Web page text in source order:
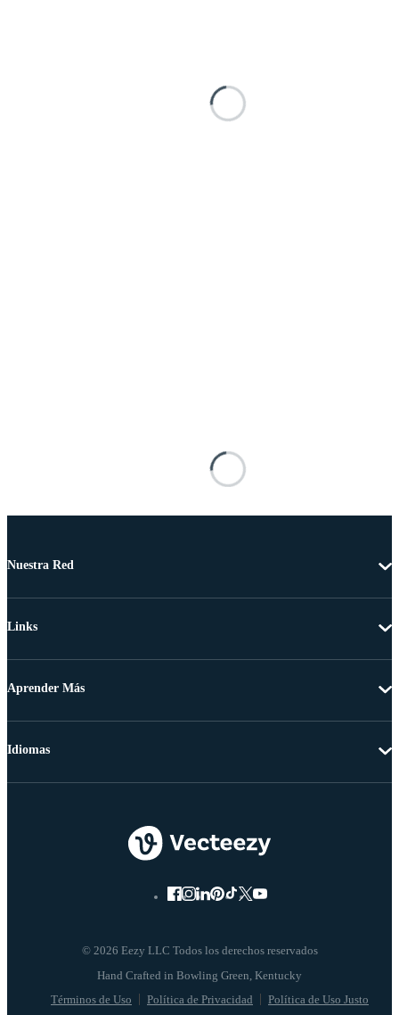
Nuestra Red
Links
Aprender Más
© 2026 Eezy LLC Todos los derechos reservados
Términos de Uso Política de Privacidad Política de Uso Justo
Idiomas